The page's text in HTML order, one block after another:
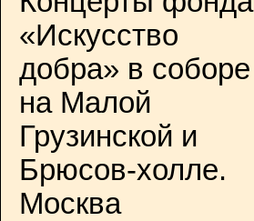
«Искусство
добра» в соборе
на Малой
Грузинской и
Брюсов-холле.
Москва